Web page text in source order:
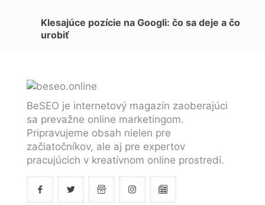
Klesajúce pozície na Googli: čo sa deje a čo
urobiť
BeSEO je internetový magazín zaoberajúci
sa prevažne online marketingom.
Pripravujeme obsah nielen pre
začiatočníkov, ale aj pre expertov
pracujúcich v kreatívnom online prostredí.